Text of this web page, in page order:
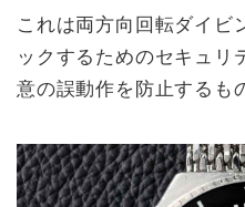
これは両方向回転ダイビ
ックするためのセキュリ
意の誤動作を防止するも